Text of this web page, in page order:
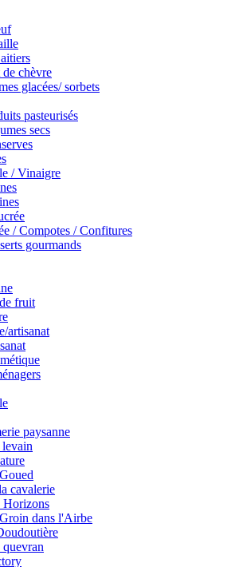
chèvre
glacées/ sorbets
pasteurisés
secs
/ Vinaigre
/ Compotes / Confitures
gourmands
fruit
artisanat
paysanne
cavalerie
Horizons
dans l'Airbe